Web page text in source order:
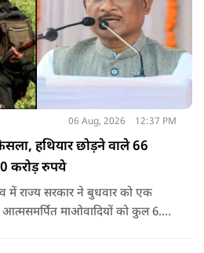
06 Aug, 2026 12:37 PM
हथियार छोड़ने वाले 66
करोड़ रुपये
में राज्य सरकार ने बुधवार को एक
माओवादियों को कुल 6.60